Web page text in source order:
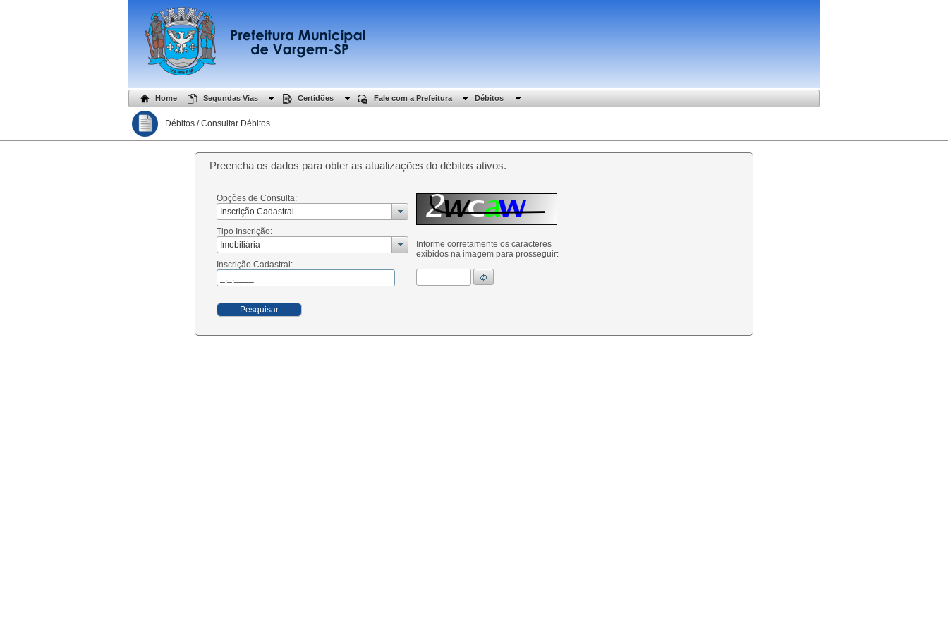
Home Segundas Vias Certidões Fale com a Prefeitura Débitos
Débitos / Consultar Débitos
Preencha os dados para obter as atualizações do débitos ativos.
Opções de Consulta:
Inscrição Cadastral
Tipo Inscrição:
Imobiliária
Inscrição Cadastral:
Pesquisar
Informe corretamente os caracteres
exibidos na imagem para prosseguir: